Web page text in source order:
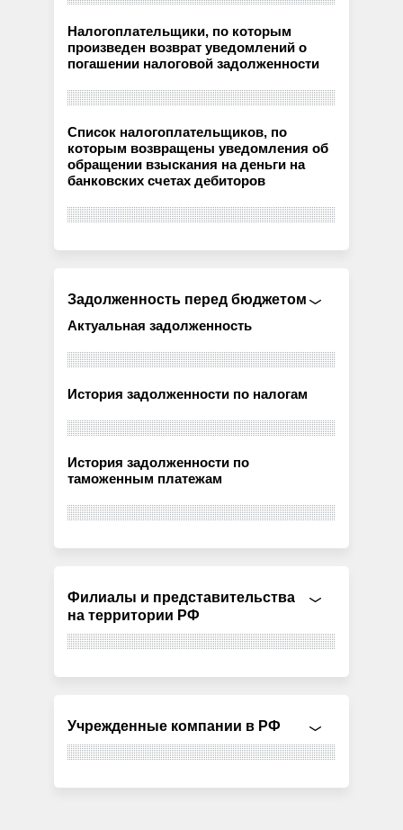
Налогоплательщики, по которым
произведен возврат уведомлений о
погашении налоговой задолженности
Список налогоплательщиков, по
которым возвращены уведомления об
обращении взыскания на деньги на
банковских счетах дебиторов
Задолженность перед бюджетом
Актуальная задолженность
История задолженности по налогам
История задолженности по
таможенным платежам
Филиалы и представительства
на территории РФ
Учрежденные компании в РФ